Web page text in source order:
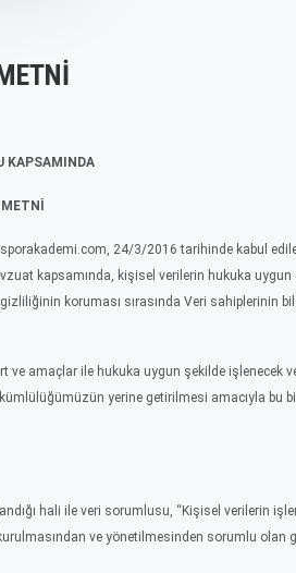
KAPSAMINDA
, 24/3/2016 tarihinde kabul
kapsamında, kişisel verilerin hukuka uygun
koruması sırasında Veri sahiplerinin
ve amaçlar ile hukuka uygun şekilde işlenecek
yerine getirilmesi amacıyla bu
hali ile veri sorumlusu, “Kişisel verilerin
ve yönetilmesinden sorumlu olan